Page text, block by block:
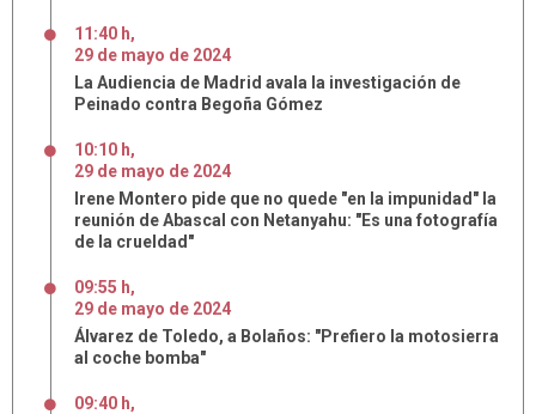
11:40 h,
29 de mayo de 2024
La Audiencia de Madrid avala la investigación de
Peinado contra Begoña Gómez
10:10 h,
29 de mayo de 2024
Irene Montero pide que no quede "en la impunidad" la
reunión de Abascal con Netanyahu: "Es una fotografía
de la crueldad"
09:55 h,
29 de mayo de 2024
Álvarez de Toledo, a Bolaños: "Prefiero la motosierra
al coche bomba"
09:40 h,